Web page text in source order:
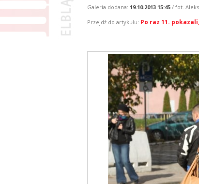
Galeria dodana: 19.10.2013 15:45/ fot.
Przejdź do artykułu: Po raz 11.